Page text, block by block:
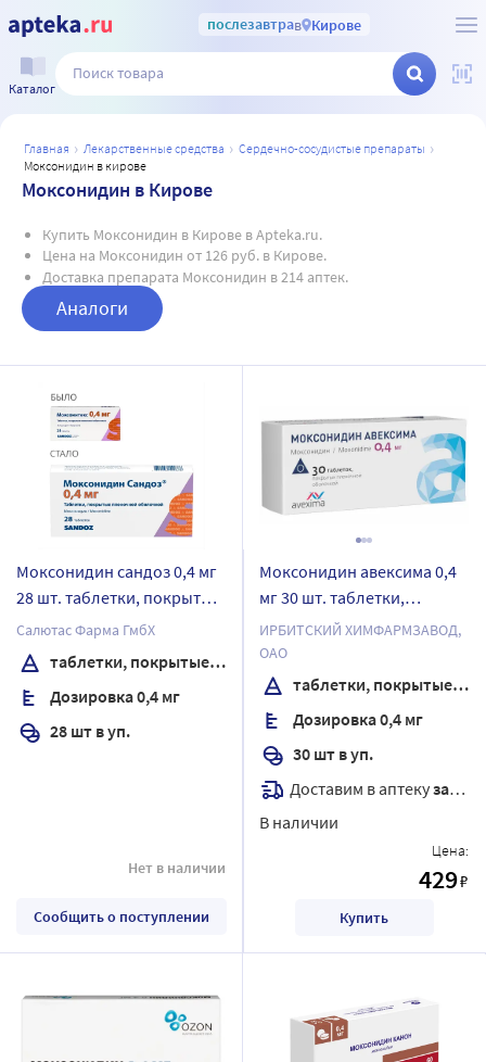
послезавтрав Кирове
Каталог
главная лекарственные средства
сердечно-сосудистые препараты
моксонидин в кирове
Моксонидин в Кирове
Купить Моксонидин в Кирове в Apteka.ru.
Цена на Моксонидин от 126 руб. в Кирове.
Доставка препарата Моксонидин в 214 аптек.
Аналоги
Моксонидин сандоз 0,4 мг
28 шт. таблетки, покрытые
пленочной оболочкой
Салютас Фарма ГмбХ
таблетки, покрытые пленочной оболочкой
Дозировка 0,4 мг
28 шт в уп.
Нет в наличии
Сообщить о поступлении
Моксонидин авексима 0,4
мг 30 шт. таблетки,
покрытые пленочной
оболочкой
ИРБИТСКИЙ ХИМФАРМЗАВОД,
ОАО
таблетки, покрытые пленочной оболочкой
Дозировка 0,4 мг
30 шт в уп.
Доставим в аптекузавтра
В наличии
Цена:
429₽
Купить